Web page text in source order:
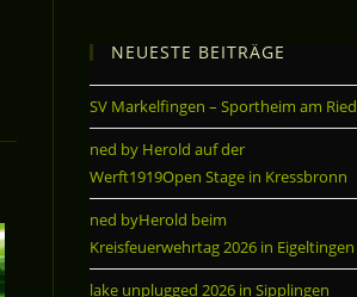
NEUESTE BEITRÄGE
SV Markelfingen – Sportheim am Ried
ned by Herold auf der
Werft1919Open Stage in Kressbronn
ned byHerold beim
Kreisfeuerwehrtag 2026 in Eigeltingen
lake unplugged 2026 in Sipplingen